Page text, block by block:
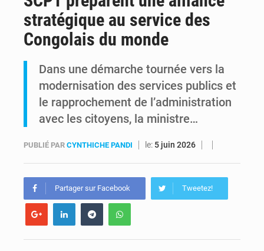
RDC : Kinshasa annonce des analyses croisées après des allégations sur des traces d’uranium dans le cobalt exporté
stratégique au service des
Congolais du monde
Dans une démarche tournée vers la
modernisation des services publics et
le rapprochement de l’administration
avec les citoyens, la ministre…
PUBLIÉ PAR CYNTHICHE PANDI le: 5 juin 2026
Partager sur Facebook Tweetez!